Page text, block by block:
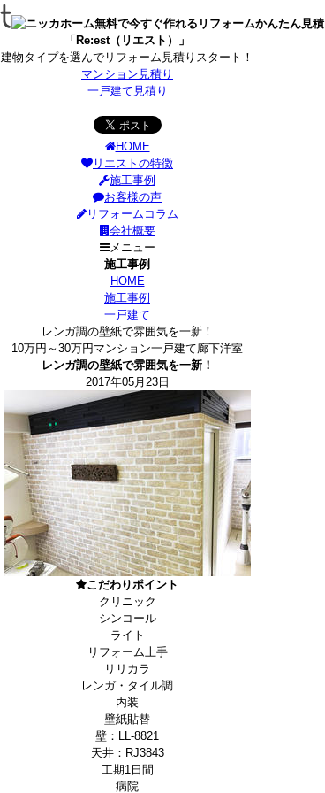
無料で今すぐ作れるリフォームかんたん見
「Re:est（リエスト）」
建物タイプを選んでリフォーム見積りスタート！
マンション見積り
一戸建て見積り
HOME
リエストの特徴
施工事例
お客様の声
リフォームコラム
会社概要
メニュー
施工事例
HOME
施工事例
一戸建て
レンガ調の壁紙で雰囲気を一新！
10万円～30万円 マンション一戸建て廊下洋室
レンガ調の壁紙で雰囲気を一新！
2017年05月23日
こだわりポイント
クリニック
シンコール
ライト
リフォーム上手
リリカラ
レンガ・タイル調
内装
壁紙貼替
壁：LL-8821
天井：RJ3843
工期1日間
病院